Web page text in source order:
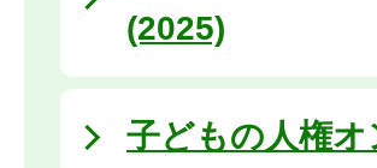
(2025)
子どもの人権